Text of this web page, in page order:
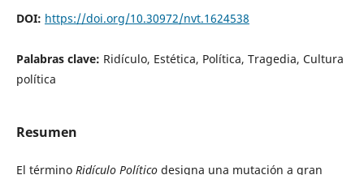
DOI: https://doi.org/10.30972/nvt.1624538
Palabras clave: Ridículo, Estética, Política, Tragedia, Cultura
política
Resumen
El término Ridículo Políticodesigna una mutación a gran